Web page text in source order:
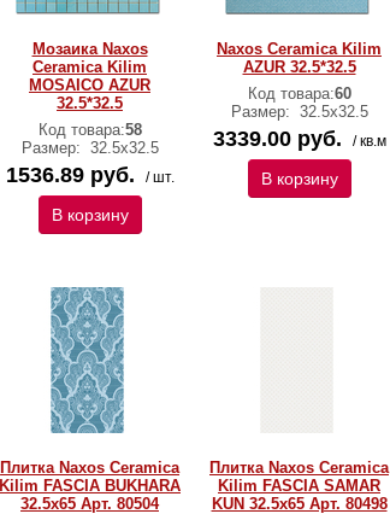
Мозаика Naxos
Ceramica Kilim
MOSAICO AZUR
32.5*32.5
Код товара:58
Размер: 32.5x32.5
1536.89 руб. / шт.
В корзину
Naxos Ceramica Kilim
AZUR 32.5*32.5
Код товара:60
Размер: 32.5x32.5
3339.00 руб. / кв.м
В корзину
Плитка Naxos Ceramica
Kilim FASCIA BUKHARA
32.5x65 Арт. 80504
Плитка Naxos Ceramica
Kilim FASCIA SAMAR
KUN 32.5x65 Арт. 80498